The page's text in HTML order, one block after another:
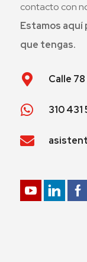
contacto con
Estamos
que tengas.
Calle
310 431